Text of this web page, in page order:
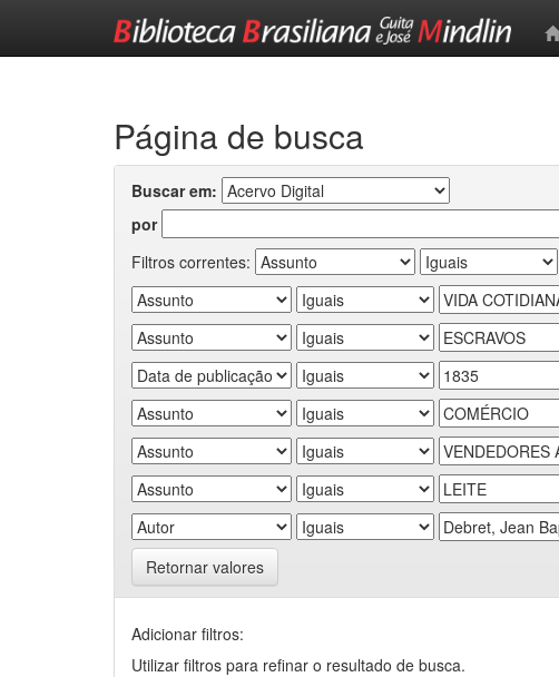
Página de busca
Buscar em:
por
Filtros correntes:
Retornar valores
Adicionar filtros:
Utilizar filtros para refinar o resultado de busca.